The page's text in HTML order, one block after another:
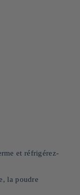
et réfrigérez-
la poudre